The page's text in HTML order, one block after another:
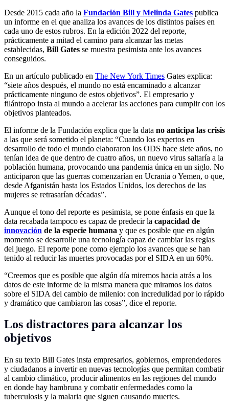
Desde 2015 cada año la Fundación Bill y Melinda Gates publica
un informe en el que analiza los avances de los distintos países en
cada uno de estos rubros. En la edición 2022 del reporte,
prácticamente a mitad el camino para alcanzar las metas
establecidas, Bill Gates se muestra pesimista ante los avances
conseguidos.
En un artículo publicado en The New York Times Gates explica:
“siete años después, el mundo no está encaminado a alcanzar
prácticamente ninguno de estos objetivos”. El empresario y
filántropo insta al mundo a acelerar las acciones para cumplir con los
objetivos planteados.
El informe de la Fundación explica que la data no anticipa las crisis
a las que será sometido el planeta: “Cuando los expertos en
desarrollo de todo el mundo elaboraron los ODS hace siete años, no
tenían idea de que dentro de cuatro años, un nuevo virus saltaría a la
población humana, provocando una pandemia única en un siglo. No
anticiparon que las guerras comenzarían en Ucrania o Yemen, o que,
desde Afganistán hasta los Estados Unidos, los derechos de las
mujeres se retrasarían décadas”.
Aunque el tono del reporte es pesimista, se pone énfasis en que la
data recabada tampoco es capaz de predecir la capacidad de
innovación de la especie humana y que es posible que en algún
momento se desarrolle una tecnología capaz de cambiar las reglas
del juego. El reporte pone como ejemplo los avances que se han
tenido al reducir las muertes provocadas por el SIDA en un 60%.
“Creemos que es posible que algún día miremos hacia atrás a los
datos de este informe de la misma manera que miramos los datos
sobre el SIDA del cambio de milenio: con incredulidad por lo rápido
y dramático que cambiaron las cosas”, dice el reporte.
Los distractores para alcanzar los
objetivos
En su texto Bill Gates insta empresarios, gobiernos, emprendedores
y ciudadanos a invertir en nuevas tecnologías que permitan combatir
al cambio climático, producir alimentos en las regiones del mundo
en donde hay hambruna y combatir enfermedades como la
tuberculosis y la malaria que siguen causando muertes.